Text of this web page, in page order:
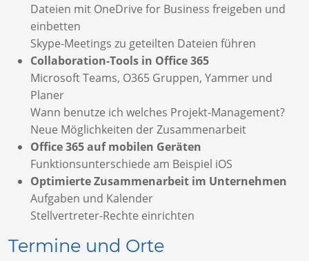
Dateien mit OneDrive for Business freigeben und
einbetten
Skype-Meetings zu geteilten Dateien führen
Collaboration-Tools in Office 365
Microsoft Teams, O365 Gruppen, Yammer und
Planer
Wann benutze ich welches Projekt-Management?
Neue Möglichkeiten der Zusammenarbeit
Office 365 auf mobilen Geräten
Funktionsunterschiede am Beispiel iOS
Optimierte Zusammenarbeit im Unternehmen
Aufgaben und Kalender
Stellvertreter-Rechte einrichten
Termine und Orte